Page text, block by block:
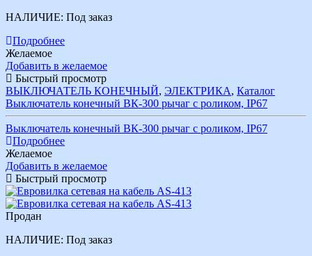
НАЛИЧИЕ: Под заказ
Подробнее
Желаемое
Добавить в желаемое
Быстрый просмотр
ВЫКЛЮЧАТЕЛЬ КОНЕЧНЫЙ, ЭЛЕКТРИКА, Каталог
Выключатель конечный ВК-300 рычаг с роликом, IР67
Выключатель конечный ВК-300 рычаг с роликом, IР67
Подробнее
Желаемое
Добавить в желаемое
Быстрый просмотр
Продан
НАЛИЧИЕ: Под заказ